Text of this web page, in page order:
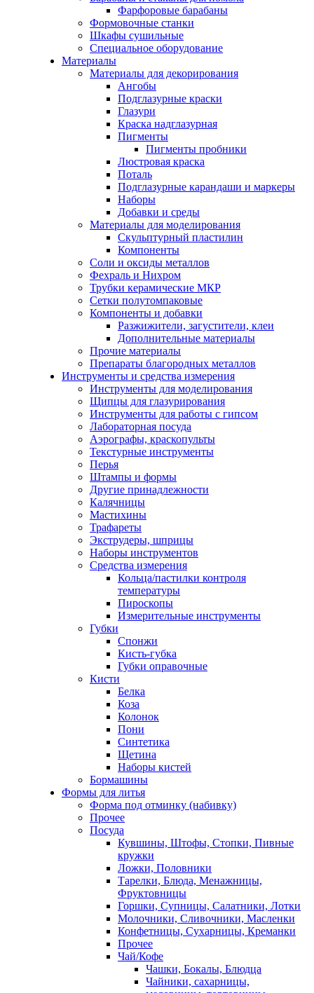
Фарфоровые барабаны
Формовочные станки
Шкафы сушильные
Специальное оборудование
Материалы
Материалы для декорирования
Ангобы
Подглазурные краски
Глазури
Краска надглазурная
Пигменты
Пигменты пробники
Люстровая краска
Поталь
Подглазурные карандаши и маркеры
Наборы
Добавки и среды
Материалы для моделирования
Скульптурный пластилин
Компоненты
Соли и оксиды металлов
Фехраль и Нихром
Трубки керамические МКР
Сетки полутомпаковые
Компоненты и добавки
Разжижители, загустители, клеи
Дополнительные материалы
Прочие материалы
Препараты благородных металлов
Инструменты и средства измерения
Инструменты для моделирования
Щипцы для глазурирования
Инструменты для работы с гипсом
Лабораторная посуда
Аэрографы, краскопульты
Текстурные инструменты
Перья
Штампы и формы
Другие принадлежности
Калячницы
Мастихины
Трафареты
Экструдеры, шприцы
Наборы инструментов
Средства измерения
Кольца/пастилки контроля
температуры
Пироскопы
Измерительные инструменты
Губки
Спонжи
Кисть-губка
Губки оправочные
Кисти
Белка
Коза
Колонок
Пони
Синтетика
Щетина
Наборы кистей
Бормашины
Формы для литья
Форма под отминку (набивку)
Прочее
Посуда
Кувшины, Штофы, Стопки, Пивные
кружки
Ложки, Половники
Тарелки, Блюда, Менажницы,
Фруктовницы
Горшки, Супницы, Салатники, Лотки
Молочники, Сливочники, Масленки
Конфетницы, Сухарницы, Креманки
Прочее
Чай/Кофе
Чашки, Бокалы, Блюдца
Чайники, сахарницы,